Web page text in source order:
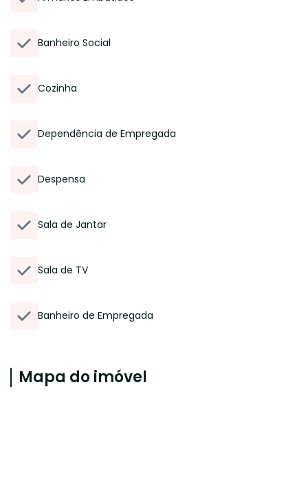
Banheiro Social
Cozinha
Dependência de Empregada
Despensa
Sala de Jantar
Sala de TV
Banheiro de Empregada
Mapa do imóvel